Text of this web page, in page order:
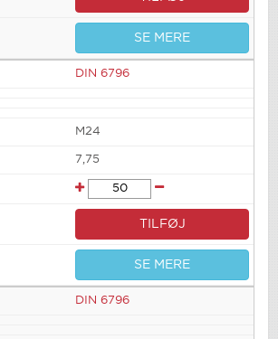
SE MERE
DIN 6796
M24
7,75
TILFØJ
SE MERE
DIN 6796